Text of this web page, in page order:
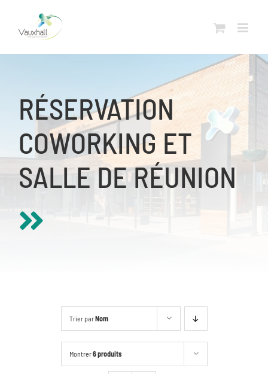
RÉSERVATION
COWORKING ET
SALLE DE RÉUNION
Trier parNom
Montrer6 produits